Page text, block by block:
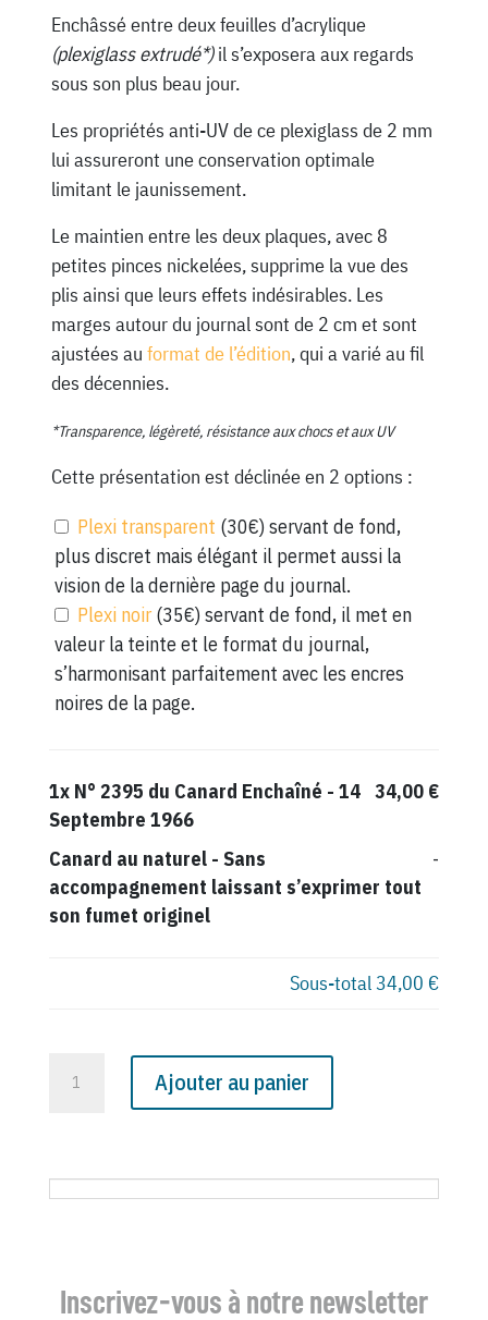
Enchâssé entre deux feuilles d’acrylique
(plexiglass extrudé*)il s’exposera aux regards
sous son plus beau jour.
Les propriétés anti-UV de ce plexiglass de 2 mm
lui assureront une conservation optimale
limitant le jaunissement.
Le maintien entre les deux plaques, avec 8
petites pinces nickelées, supprime la vue des
plis ainsi que leurs effets indésirables. Les
marges autour du journal sont de 2 cm et sont
ajustées au format de l’édition, qui a varié au fil
des décennies.
*Transparence, légèreté, résistance aux chocs et aux UV
Cette présentation est déclinée en 2 options :
Plexi transparent (30€) servant de fond,
plus discret mais élégant il permet aussi la
vision de la dernière page du journal.
Plexi noir (35€) servant de fond, il met en
valeur la teinte et le format du journal,
s’harmonisant parfaitement avec les encres
noires de la page.
1x N° 2395 du Canard Enchaîné - 14
Septembre 1966
34,00 €
Canard au naturel- Sans
accompagnement laissant s’exprimer tout
son fumet originel
-
Sous-total34,00 €
du
14
Ajouter au panier
Inscrivez-vous à notre newsletter